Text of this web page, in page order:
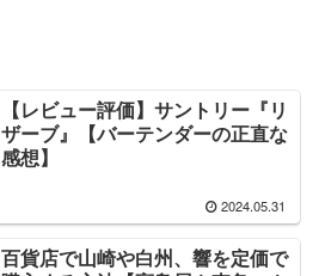
【レビュー評価】サントリー『リ
ザーブ』【バーテンダーの正直な
感想】
2024.05.31
百貨店で山崎や白州、響を定価で